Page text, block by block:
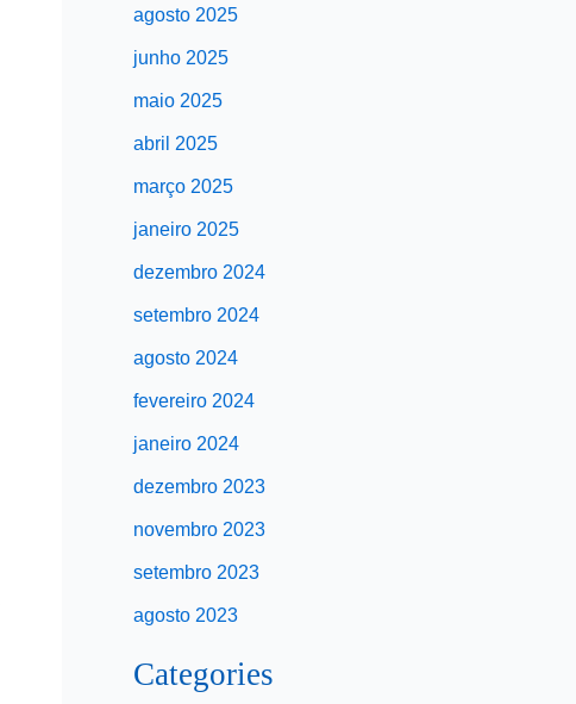
agosto 2025
junho 2025
maio 2025
abril 2025
março 2025
janeiro 2025
dezembro 2024
setembro 2024
agosto 2024
fevereiro 2024
janeiro 2024
dezembro 2023
novembro 2023
setembro 2023
agosto 2023
Categories